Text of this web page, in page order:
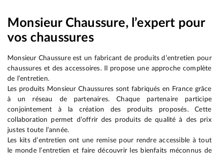
Monsieur Chaussure, l’expert pour
vos chaussures
Monsieur Chaussure est un fabricant de produits d’entretien pour
chaussures et des accessoires. Il propose une approche complète
de l’entretien.
Les produits Monsieur Chaussures sont fabriqués en France grâce
à un réseau de partenaires. Chaque partenaire participe
conjointement à la création des produits proposés. Cette
collaboration permet d’offrir des produits de qualité à des prix
justes toute l’année.
Les kits d’entretien ont une remise pour rendre accessible à tout
le monde l’entretien et faire découvrir les bienfaits méconnus de